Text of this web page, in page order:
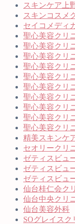
スキンケア上
スキンコスメ
セイコメディ
聖心美容クリ
聖心美容クリ
聖心美容クリ
聖心美容クリ
聖心美容クリ
聖心美容クリ
聖心美容クリ
聖心美容クリ
聖心美容クリ
聖心美容クリ
精美スキンケ
セオリークリ
ゼティスビュ
ゼティスビュ
ゼティスビュ
仙台桂仁会ク
仙台中央クリ
仙台美容外科
SOグレイス